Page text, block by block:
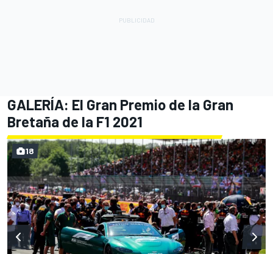
GALERÍA: El Gran Premio de la Gran
Bretaña de la F1 2021
18